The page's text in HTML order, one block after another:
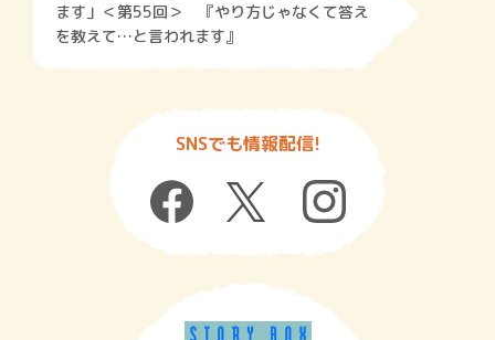
ます」＜第55回＞ 『やり方じゃなくて答え
を教えて…と言われます』
SNSでも情報配信!